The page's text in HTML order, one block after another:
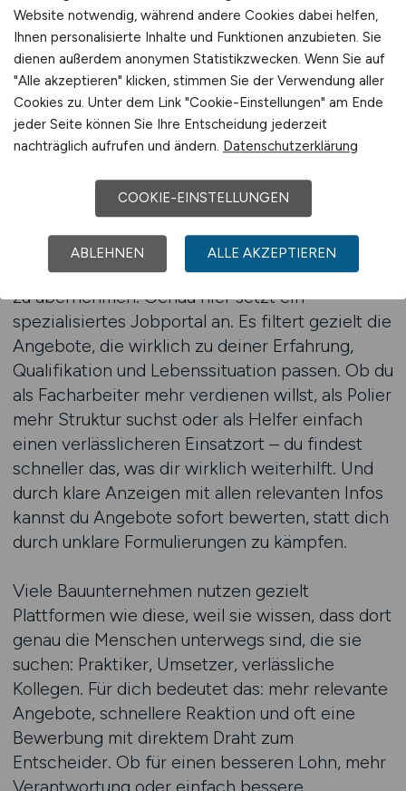
Wechsel der Baustelle – es ist eine Chance, sich
beruflich und persönlich weiterzuentwickeln.
Oft sind es die kleinen Dinge, die den
Unterschied machen: bessere Organisation,
modernere Geräte, fairere Schichtplanung oder
ein Team, das funktioniert. Wer im aktuellen Job
feststeckt, sich unter Wert fühlt oder schlicht
keine Perspektive sieht, sollte sich gezielt
umsehen. Denn die richtigen Arbeitgeber sind
da – und sie suchen aktiv nach Menschen, die
bereit sind, mitanzupacken und Verantwortung
zu übernehmen. Genau hier setzt ein
spezialisiertes Jobportal an. Es filtert gezielt die
Angebote, die wirklich zu deiner Erfahrung,
Qualifikation und Lebenssituation passen. Ob du
als Facharbeiter mehr verdienen willst, als Polier
mehr Struktur suchst oder als Helfer einfach
einen verlässlicheren Einsatzort – du findest
schneller das, was dir wirklich weiterhilft. Und
durch klare Anzeigen mit allen relevanten Infos
kannst du Angebote sofort bewerten, statt dich
durch unklare Formulierungen zu kämpfen.
Viele Bauunternehmen nutzen gezielt
Plattformen wie diese, weil sie wissen, dass dort
genau die Menschen unterwegs sind, die sie
suchen: Praktiker, Umsetzer, verlässliche
Kollegen. Für dich bedeutet das: mehr relevante
Angebote, schnellere Reaktion und oft eine
Bewerbung mit direktem Draht zum
Entscheider. Ob für einen besseren Lohn, mehr
Verantwortung oder einfach bessere
Website notwendig, während andere Cookies dabei helfen,
Ihnen personalisierte Inhalte und Funktionen anzubieten. Sie
dienen außerdem anonymen Statistikzwecken. Wenn Sie auf
"Alle akzeptieren" klicken, stimmen Sie der Verwendung aller
Cookies zu. Unter dem Link "Cookie-Einstellungen" am Ende
jeder Seite können Sie Ihre Entscheidung jederzeit
nachträglich aufrufen und ändern. Datenschutzerklärung
COOKIE-EINSTELLUNGEN
ABLEHNEN ALLE AKZEPTIEREN